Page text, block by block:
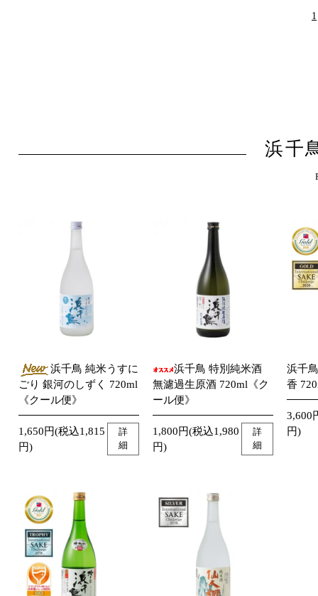
1
浜千
浜千鳥 純米うすに
ごり 銀河のしずく 720ml
《クール便》
1,650円(税込1,815
円)
詳
細
浜千鳥 特別純米酒
無濾過生原酒 720ml《ク
ール便》
1,800円(税込1,980
円)
詳
細
浜千
香
3,600
円)